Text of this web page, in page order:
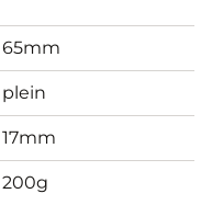
65mm
plein
17mm
200g